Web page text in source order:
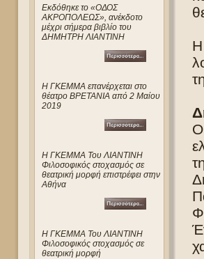
Eκδόθηκε το «ΟΔΟΣ
ΑΚΡΟΠΟΛΕΩΣ», ανέκδοτο
μέχρι σήμερα βιβλίο του
ΔΗΜΗΤΡΗ ΛΙΑΝΤΙΝΗ
Η ΓΚΕΜΜΑ επανέρχεται στο
θέατρο ΒΡΕΤΑΝΙΑ από 2 Μαίου
2019
Η ΓΚΕΜΜΑ Του ΛΙΑΝΤΙΝΗ
Φιλοσοφικός στοχασμός σε
θεατρική μορφή επιστρέφει στην
Αθήνα
Η ΓΚΕΜΜΑ Του ΛΙΑΝΤΙΝΗ
Φιλοσοφικός στοχασμός σε
θεατρική μορφή
Ο